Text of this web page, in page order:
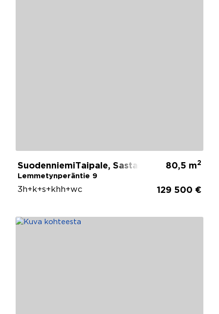
SuodenniemiTaipale, Sastamala
Lemmetynperäntie 9
80,5 m2
3h+k+s+khh+wc 129 500 €